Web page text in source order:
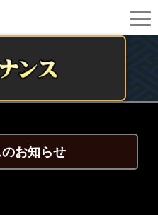
お知らせ